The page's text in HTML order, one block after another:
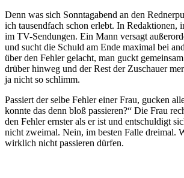
Denn was sich Sonntagabend an den
ich tausendfach schon erlebt. In Redaktionen,
im TV-Sendungen. Ein Mann versagt
und sucht die Schuld am Ende maximal bei
über den Fehler gelacht, man guckt
drüber hinweg und der Rest der Zuschauer
ja nicht so schlimm.
Passiert der selbe Fehler einer Frau, gucken
konnte das denn bloß passieren?“ Die Frau
den Fehler ernster als er ist und entschuldigt
nicht zweimal. Nein, im besten Falle dreimal.
wirklich nicht passieren dürfen.